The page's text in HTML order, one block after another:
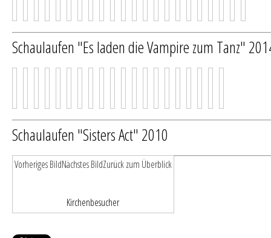
Schaulaufen "Es laden die Vampire zum Tanz"
Schaulaufen "Sisters Act" 2010
Vorheriges BildNächstes BildZurück zum Überblick
Kirchenbesucher